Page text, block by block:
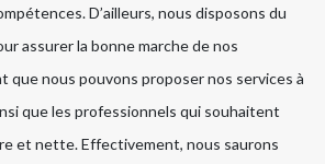
D’ailleurs, nous disposons du
assurer la bonne marche de nos
que nous pouvons proposer nos services à
que les professionnels qui souhaitent
et nette. Effectivement, nous saurons